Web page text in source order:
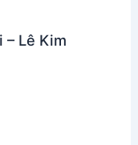
– Lê Kim